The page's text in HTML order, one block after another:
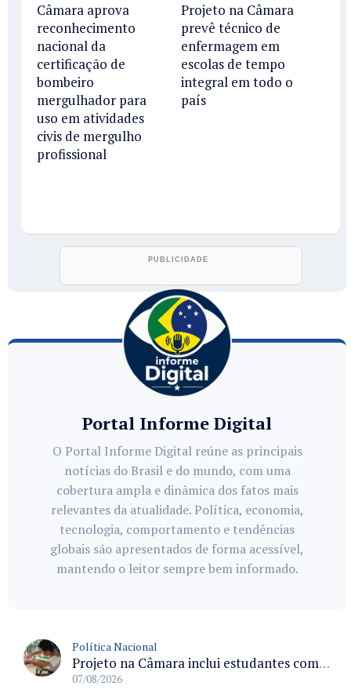
Câmara aprova
reconhecimento
nacional da
certificação de
bombeiro
mergulhador para
uso em atividades
civis de mergulho
profissional
Projeto na Câmara
prevê técnico de
enfermagem em
escolas de tempo
integral em todo o
país
Portal Informe Digital
O Portal Informe Digital reúne as principais
notícias do Brasil e do mundo, com uma
cobertura ampla e dinâmica dos fatos mais
relevantes da atualidade. Política, economia,
tecnologia, comportamento e tendências
globais são apresentados de forma acessível,
mantendo o leitor sempre bem informado.
Política Nacional
Projeto na Câmara inclui estudantes com deficiência no regime escolar especial da LDB e estabelece critérios para frequência
07/08/2026